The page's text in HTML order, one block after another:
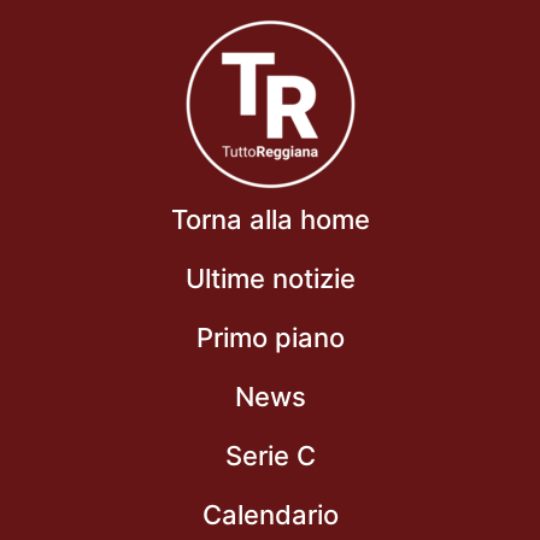
Torna alla home
Ultime notizie
Primo piano
News
Serie C
Calendario